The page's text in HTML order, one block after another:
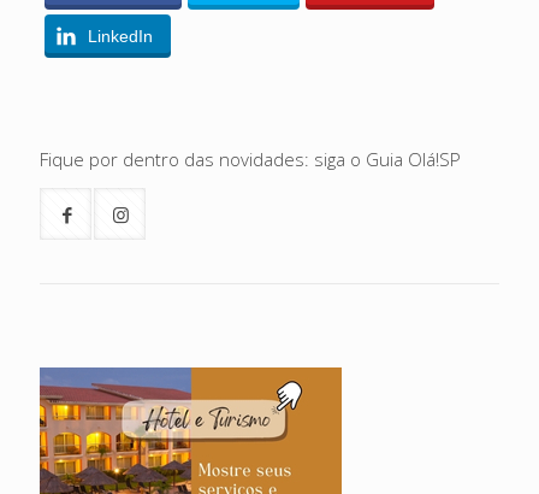
LinkedIn
Fique por dentro das novidades: siga o Guia Olá!SP